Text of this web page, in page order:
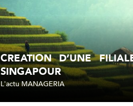
L'actu MANAGERIA
CREATION D’UNE
SINGAPOUR